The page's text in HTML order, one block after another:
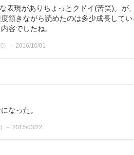
現がありちょっとクドイ(苦笑)。が
頷きながら読めたのは多少成長して
容でしたね。
0) 2016/10/01
なった。
) 2015/03/22